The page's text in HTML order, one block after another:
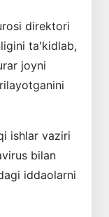
direktori
ta'kidlab,
joyni
ishlar vaziri
bilan
iddaolarni